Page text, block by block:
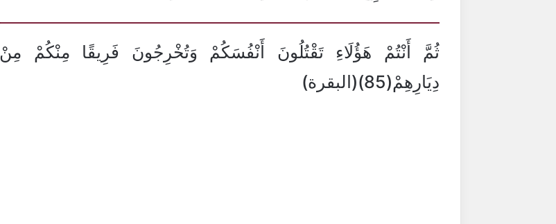
ثُمَّ أَنْتُمْ هَؤُلَاءِ تَقْتُلُونَ أَنْفُسَكُمْ وَتُخْرِجُونَ فَرِيقًا مِنْكُمْ مِنْ
دِيَارِهِمْ(85)(البقرة)